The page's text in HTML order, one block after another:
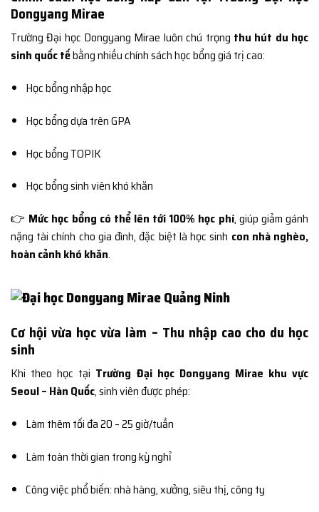
Dongyang Mirae
Trường Đại học Dongyang Mirae luôn chú trọng thu hút du học
sinh quốc tếbằng nhiều chính sách học bổng giá trị cao:
Học bổng nhập học
Học bổng dựa trên GPA
Học bổng TOPIK
Học bổng sinh viên khó khăn
👉 Mức học bổng có thể lên tới 100% học phí, giúp giảm gánh
nặng tài chính cho gia đình, đặc biệt là học sinh con nhà nghèo,
hoàn cảnh khó khăn.
Cơ hội vừa học vừa làm – Thu nhập cao cho du học
sinh
Khi theo học tại Trường Đại học Dongyang Mirae khu vực
Seoul – Hàn Quốc, sinh viên được phép:
Làm thêm tối đa 20 – 25 giờ/tuần
Làm toàn thời gian trong kỳ nghỉ
Công việc phổ biến: nhà hàng, xưởng, siêu thị, công ty